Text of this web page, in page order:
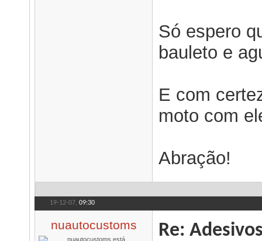
Só espero
bauleto e
E com
moto com
Abração!
19-12-07, 09:30
nuautocustoms
Re: